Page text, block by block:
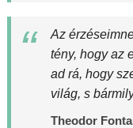
Az
tény, hogy az
ad rá, hogy
világ, s
Theodor